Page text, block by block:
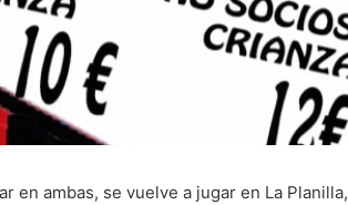
en ambas, se vuelve a jugar en La Planilla,